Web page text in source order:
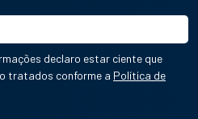
declaro estar ciente que
tratados conforme a Política de